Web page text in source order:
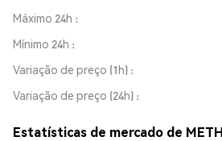
Máximo 24h
Mínimo 24h
Variação de preço (1h)
Variação de preço (24h)
Estatísticas de mercado de METH